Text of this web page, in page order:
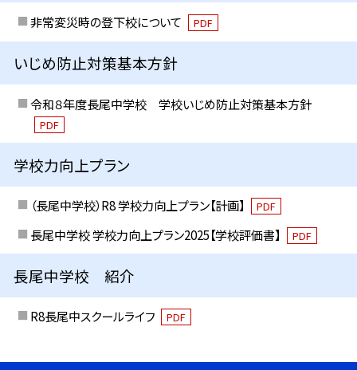
非常変災時の登下校について PDF
いじめ防止対策基本方針
令和８年度長尾中学校 学校いじめ防止対策基本方針
PDF
学校力向上プラン
（長尾中学校）R8 学校力向上プラン【計画】 PDF
長尾中学校 学校力向上プラン2025【学校評価書】 PDF
長尾中学校 紹介
R8長尾中スクールライフ PDF